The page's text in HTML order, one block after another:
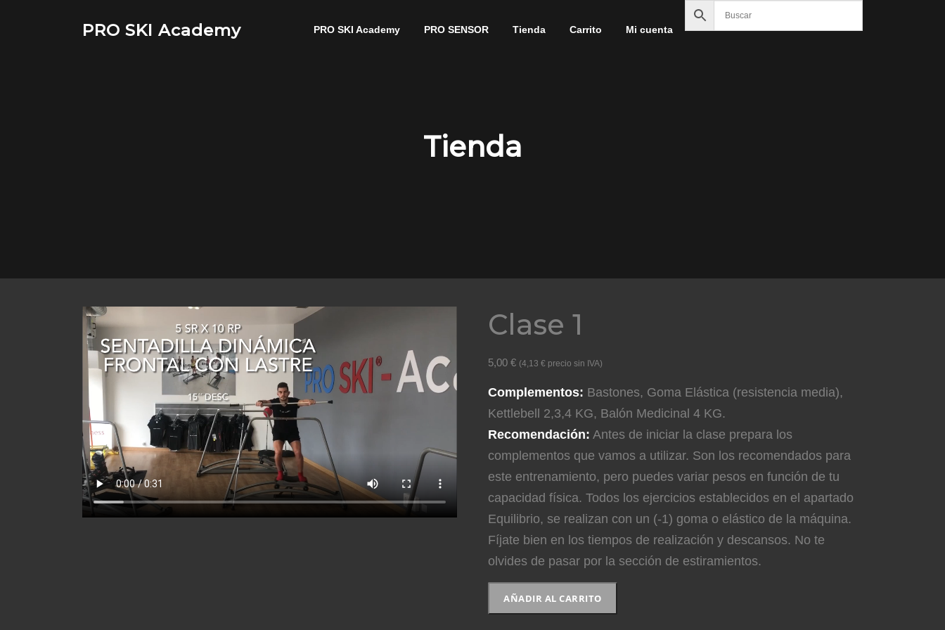
PRO SKI Academy PRO SKI Academy PRO SENSOR Tienda Carrito Mi cuenta
Tienda
Clase 1
5,00€ (4,13€ precio sin IVA)
Complementos: Bastones, Goma Elástica (resistencia media),
Kettlebell 2,3,4 KG, Balón Medicinal 4 KG.
Recomendación: Antes de iniciar la clase prepara los
complementos que vamos a utilizar. Son los recomendados para
este entrenamiento, pero puedes variar pesos en función de tu
capacidad física. Todos los ejercicios establecidos en el apartado
Equilibrio, se realizan con un (-1) goma o elástico de la máquina.
Fíjate bien en los tiempos de realización y descansos. No te
olvides de pasar por la sección de estiramientos.
AÑADIR AL CARRITO